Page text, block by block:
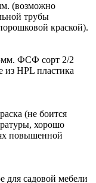
(возможно
трубы
краской).
ФСФ сорт 2/2
из HPL пластика
(не боится
хорошо
повышенной
для садовой мебели